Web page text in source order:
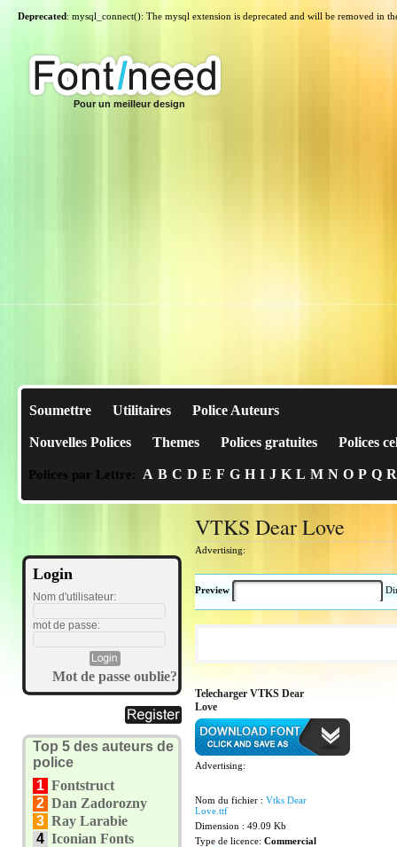
Deprecated: mysql_connect(): The mysql extension is deprecated and will be removed in
Pour un meilleur design
Soumettre Utilitaires Police Auteurs
Nouvelles Polices Themes Polices gratuites Polices
Polices par Lettre: A B C D E F G H I J K L M N O P Q R
Login
Nom d'utilisateur:
mot de passe:
Mot de passe oublie?
Top 5 des auteurs de
police
1 Fontstruct
2 Dan Zadorozny
3 Ray Larabie
4 Iconian Fonts
VTKS Dear Love
Advertising:
Preview
Telecharger VTKS Dear
Love
Advertising:
Nom du fichier : Vtks Dear
Love.ttf
Dimension : 49.09 Kb
Type de licence: Commercial